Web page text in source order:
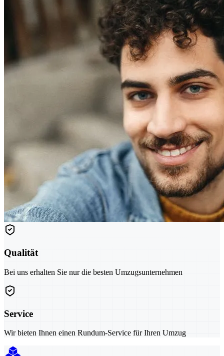
Qualität
Bei uns erhalten Sie nur die besten Umzugsunternehmen
Service
Wir bieten Ihnen einen Rundum-Service für Ihren Umzug